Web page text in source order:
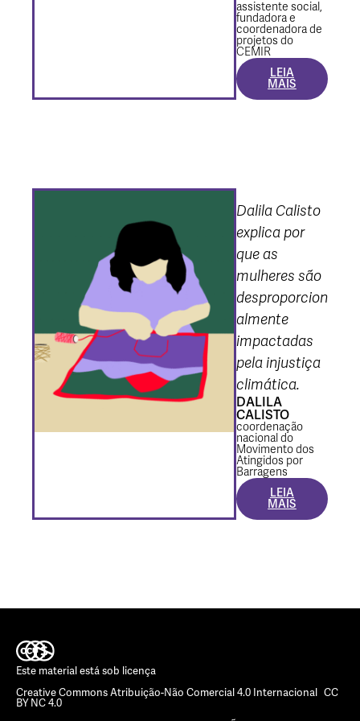
assistente social,
fundadora e
coordenadora de
projetos do
CEMIR
LEIA
MAIS
Dalila Calisto
explica por
que as
mulheres são
desproporcion
almente
impactadas
pela injustiça
climática.
DALILA
CALISTO
coordenação
nacional do
Movimento dos
Atingidos por
Barragens
LEIA
MAIS
Este material está sob licença
Creative Commons Atribuição-Não Comercial 4.0 Internacional CC
BY NC 4.0